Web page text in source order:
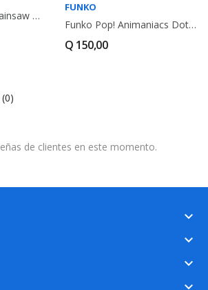
Pop Up Parade - Chainsaw Man Denji
FUNKO
Funko Pop! Animaniacs Dot Warner
Q 150,00
de clientes en este momento.
keyboard_arrow_down
keyboard_arrow_down
keyboard_arrow_down